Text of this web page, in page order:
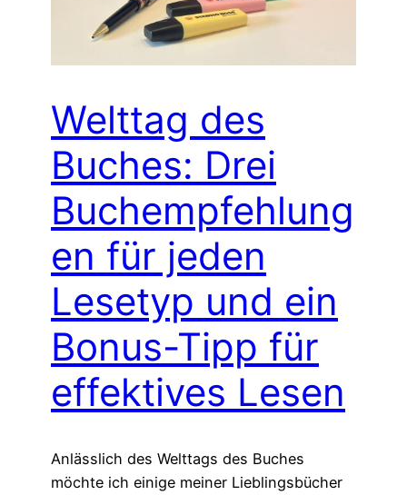
Welttag des
Buches: Drei
Buchempfehlung
en für jeden
Lesetyp und ein
Bonus-Tipp für
effektives Lesen
Anlässlich des Welttags des Buches
möchte ich einige meiner Lieblingsbücher